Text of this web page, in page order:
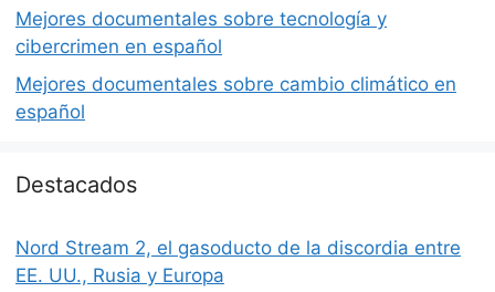
Mejores documentales sobre tecnología y
cibercrimen en español
Mejores documentales sobre cambio climático en
español
Destacados
Nord Stream 2, el gasoducto de la discordia entre
EE. UU., Rusia y Europa